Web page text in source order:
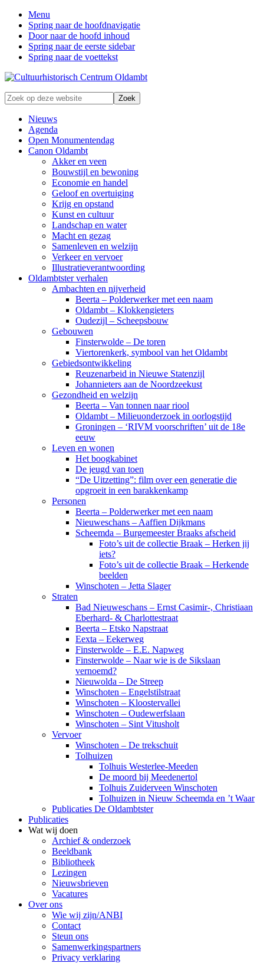
Menu
Spring naar de hoofdnavigatie
Door naar de hoofd inhoud
Spring naar de eerste sidebar
Spring naar de voettekst
Zonder
verleden
geen
toekomst
Zoek
op
deze
website
Nieuws
Agenda
Open Monumentendag
Canon Oldambt
Akker en veen
Bouwstijl en bewoning
Economie en handel
Geloof en overtuiging
Krijg en opstand
Kunst en cultuur
Landschap en water
Macht en gezag
Samenleven en welzijn
Verkeer en vervoer
Illustratieverantwoording
Oldambtster verhalen
Ambachten en nijverheid
Beerta – Polderwerker met een naam
Oldambt – Klokkengieters
Oudezijl – Scheepsbouw
Gebouwen
Finsterwolde – De toren
Viertorenkerk, symbool van het Oldambt
Gebiedsontwikkeling
Reuzenarbeid in Nieuwe Statenzijl
Johannieters aan de Noordzeekust
Gezondheid en welzijn
Beerta – Van tonnen naar riool
Oldambt – Milieuonderzoek in oorlogstijd
Groningen – ‘RIVM voorschriften’ uit de 18e
eeuw
Leven en wonen
Het boogkabinet
De jeugd van toen
“De Uitzetting”: film over een generatie die
opgroeit in een barakkenkamp
Personen
Beerta – Polderwerker met een naam
Nieuweschans – Aaffien Dijkmans
Scheemda – Burgemeester Braaks afscheid
Foto’s uit de collectie Braak – Herken jij
iets?
Foto’s uit de collectie Braak – Herkende
beelden
Winschoten – Jetta Slager
Straten
Bad Nieuweschans – Ernst Casimir-, Christiaan
Eberhard- & Charlottestraat
Beerta – Etsko Napstraat
Eexta – Eekerweg
Finsterwolde – E.E. Napweg
Finsterwolde – Naar wie is de Sikslaan
vernoemd?
Nieuwolda – De Streep
Winschoten – Engelstilstraat
Winschoten – Kloostervallei
Winschoten – Oudewerfslaan
Winschoten – Sint Vitusholt
Vervoer
Winschoten – De trekschuit
Tolhuizen
Tolhuis Westerlee-Meeden
De moord bij Meedenertol
Tolhuis Zuiderveen Winschoten
Tolhuizen in Nieuw Scheemda en ’t Waar
Publicaties De Oldambtster
Publicaties
Wat wij doen
Archief & onderzoek
Beeldbank
Bibliotheek
Lezingen
Nieuwsbrieven
Vacatures
Over ons
Wie wij zijn/ANBI
Contact
Steun ons
Samenwerkingspartners
Privacy verklaring